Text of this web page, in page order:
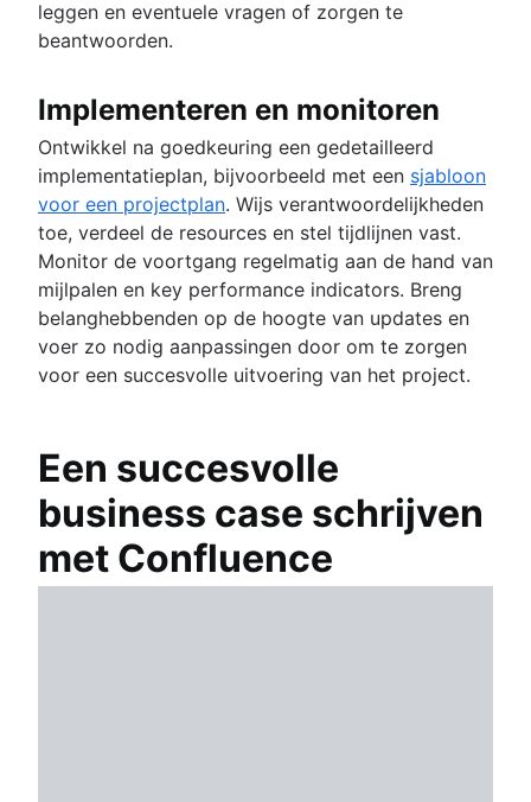
leggen en eventuele vragen of zorgen te
beantwoorden.
Implementeren en monitoren
Ontwikkel na goedkeuring een gedetailleerd
implementatieplan, bijvoorbeeld met een sjabloon
voor een projectplan. Wijs verantwoordelijkheden
toe, verdeel de resources en stel tijdlijnen vast.
Monitor de voortgang regelmatig aan de hand van
mijlpalen en key performance indicators. Breng
belanghebbenden op de hoogte van updates en
voer zo nodig aanpassingen door om te zorgen
voor een succesvolle uitvoering van het project.
Een succesvolle
business case schrijven
met Confluence